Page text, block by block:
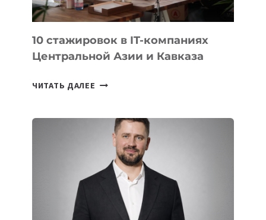
ПО
ИИ
10 стажировок в IT-компаниях
Центральной Азии и Кавказа
ЧИТАТЬ ДАЛЕЕ
КОМПАНИЯХ
ЦЕНТРАЛЬНОЙ
АЗИИ
КАВКАЗА